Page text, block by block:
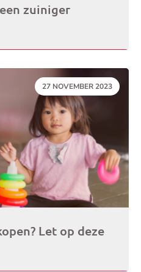
zuiniger
DATUM:
27 NOVEMBER 2023
Let op deze